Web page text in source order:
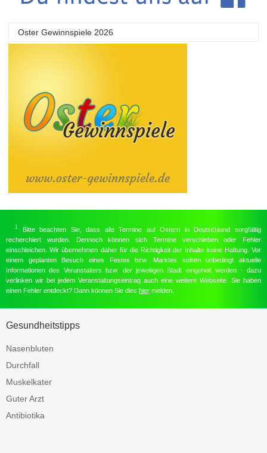
Oster Gewinnspiele 2026
1 Bitte beachten Sie, dass alle Termine auf Ostern in Deutschland sorgfältig
recherchiert wurden. Dennoch können sich Termine verschieben oder Fehler
einschleichen. Wir übernehmen daher für die Richtigkeit der Inhalte keine Haftung. Vor
einem geplanten Besuch eines Festes bzw. Marktes sollten unbedingt aktuelle
Informationen des Veranstalters bzw. der jeweiligen Stadt eingeholt werden - dazu
verlinken wir bei jedem Veranstaltungseintrag auch eine weitere Webseite. Sie haben
einen Fehler entdeckt? Dann können Sie dies hier melden.
Gesundheitstipps
Nasenbluten
Durchfall
Muskelkater
Guter Arzt
Antibiotika